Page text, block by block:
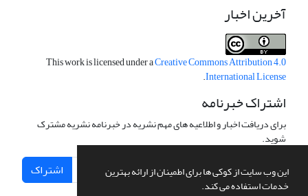
این وب سایت از کوکی ها برای اطمینان از ارائه بهترین
خدمات استفاده می کند.
آخرین اخبار
This work is licensed under aCreative Commons Attribution 4.0
International License
.
اشتراک خبرنامه
برای دریافت اخبار و اطلاعیه های مهم نشریه در خبرنامه نشریه مشترک
شوید.
اشتراک